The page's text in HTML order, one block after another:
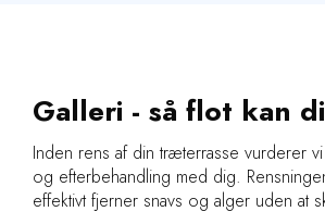
Galleri - så flot kan
Inden rens af din træterrasse vurderer
og efterbehandling med dig.
effektivt fjerner snavs og alger uden at